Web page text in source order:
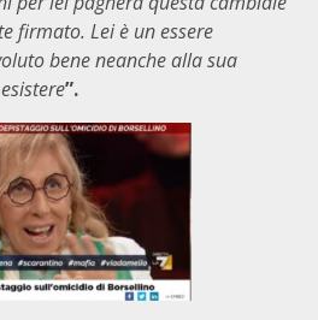
firmato. Lei è un essere
bene neanche alla sua
”.